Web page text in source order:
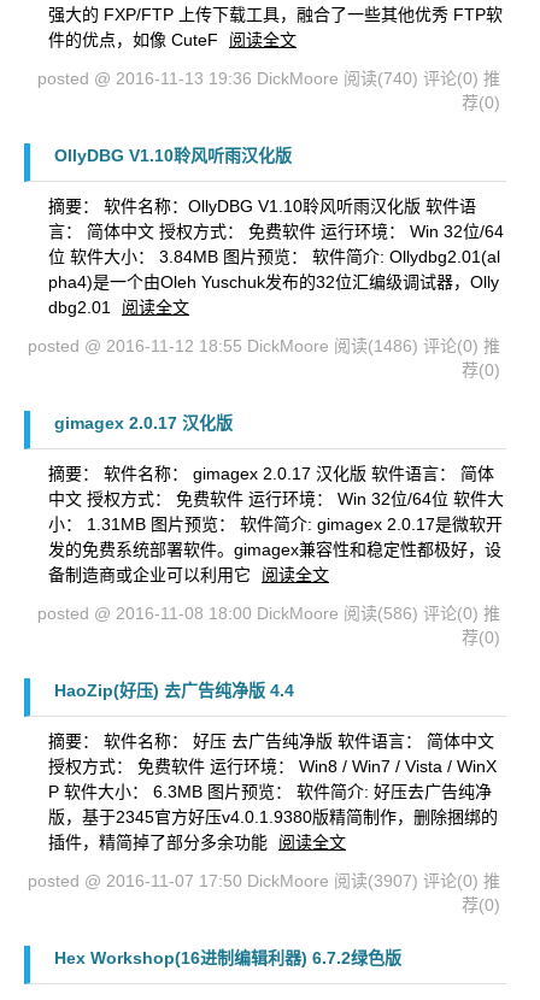
强大的 FXP/FTP 上传下载工具，融合了一些其他优秀 FTP软
件的优点，如像 CuteF
阅读全文
posted @ 2016-11-13 19:36 DickMoore 阅读(740) 评论(0) 推
荐(0)
OllyDBG V1.10聆风听雨汉化版
摘要： 软件名称：OllyDBG V1.10聆风听雨汉化版 软件语
言： 简体中文 授权方式： 免费软件 运行环境： Win 32位/64
位 软件大小： 3.84MB 图片预览： 软件简介: Ollydbg2.01(al
pha4)是一个由Oleh Yuschuk发布的32位汇编级调试器，Olly
dbg2.01
阅读全文
posted @ 2016-11-12 18:55 DickMoore 阅读(1486) 评论(0) 推
荐(0)
gimagex 2.0.17 汉化版
摘要： 软件名称： gimagex 2.0.17 汉化版 软件语言： 简体
中文 授权方式： 免费软件 运行环境： Win 32位/64位 软件大
小： 1.31MB 图片预览： 软件简介: gimagex 2.0.17是微软开
发的免费系统部署软件。gimagex兼容性和稳定性都极好，设
备制造商或企业可以利用它
阅读全文
posted @ 2016-11-08 18:00 DickMoore 阅读(586) 评论(0) 推
荐(0)
HaoZip(好压) 去广告纯净版 4.4
摘要： 软件名称： 好压 去广告纯净版 软件语言： 简体中文
授权方式： 免费软件 运行环境： Win8 / Win7 / Vista / WinX
P 软件大小： 6.3MB 图片预览： 软件简介: 好压去广告纯净
版，基于2345官方好压v4.0.1.9380版精简制作，删除捆绑的
插件，精简掉了部分多余功能
阅读全文
posted @ 2016-11-07 17:50 DickMoore 阅读(3907) 评论(0) 推
荐(0)
Hex Workshop(16进制编辑利器) 6.7.2绿色版